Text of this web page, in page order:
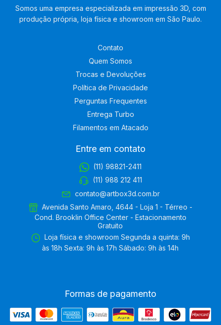
Somos uma empresa especializada em impressão 3D, com
produção própria, loja física e showroom em São Paulo.
Contato
Quem Somos
Trocas e Devoluções
Política de Privacidade
Perguntas Frequentes
Entrega Turbo
Filamentos em Atacado
Entre em contato
(11) 98821-2411
(11) 988 212 411
contato@artbox3d.com.br
Avenida Santo Amaro, 4644 - Loja 1 - Térreo -
Cond. Brooklin Office Center - Estacionamento
Gratuito
Loja física e showroom Segunda a quinta: 9h
às 18h Sexta: 9h às 17h Sábado: 9h às 14h
Formas de pagamento